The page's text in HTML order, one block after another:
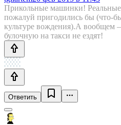
Прикольные машинки!
пожалуй пригодились бы (что-
культуре вождения).А вообщем
булочную на такси не ездят!
Ответить